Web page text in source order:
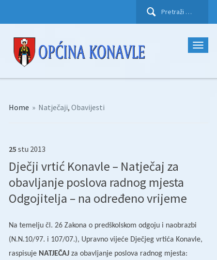
Pretraži:
Home » Natječaji, Obavijesti
25 stu 2013
Dječji vrtić Konavle – Natječaj za
obavljanje poslova radnog mjesta
Odgojitelja – na određeno vrijeme
Na temelju čl. 26 Zakona o predškolskom odgoju i naobrazbi
(N.N.10/97. i 107/07.), Upravno vijeće Dječjeg vrtića Konavle,
raspisujeNATJEČAJza obavljanje poslova radnog mjesta: